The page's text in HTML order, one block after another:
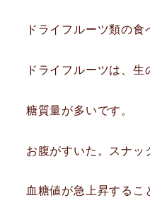
ドライフルーツ類の
ドライフルーツは、生
糖質量が多いです。
お腹がすいた。スナッ
血糖値が急上昇するこ